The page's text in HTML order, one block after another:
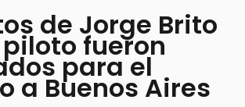
de Jorge Brito
fueron
para el
a Buenos Aires